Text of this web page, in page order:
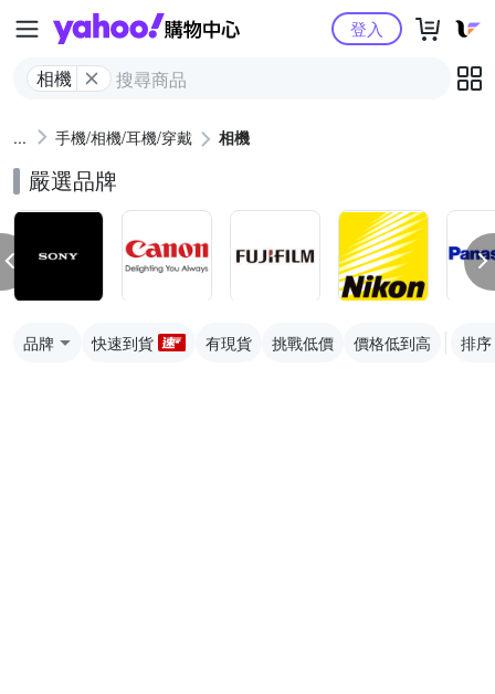
Yahoo購物中心
相機
登入
手機/相機/耳機/穿戴 相機
嚴選品牌
品牌 快速到貨 有現貨 挑戰低價 價格低到高 排序